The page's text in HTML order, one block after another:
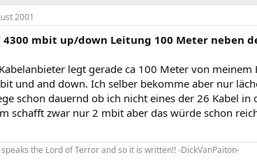
2001
4300 mbit up/down Leitung 100 Meter neben
legt gerade ca 100 Meter von
und and down. Ich selber bekomme aber nur
schon dauernd ob ich nicht eines der 26 Kabel
schafft zwar nur 2 mbit aber das würde schon
speaks the Lord of Terror and so it is written!! -DickVanPaiton-